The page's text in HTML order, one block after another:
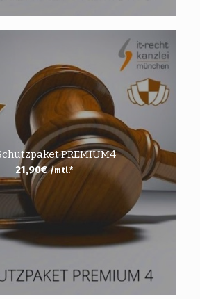
PREMIUM4
21,90€ /mtl.*